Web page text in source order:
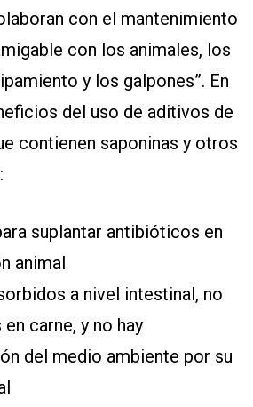
con el mantenimiento
con los animales, los
y los galpones”. En
del uso de aditivos de
contienen saponinas y otros
suplantar antibióticos en
animal
a nivel intestinal, no
carne, y no hay
del medio ambiente por su